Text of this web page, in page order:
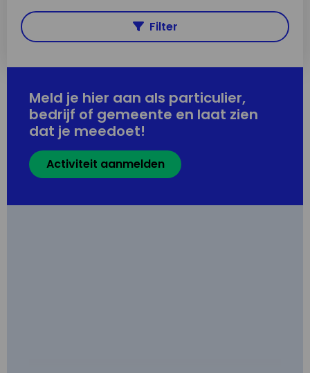
Filter
Meld je hier aan als particulier,
bedrijf of gemeente en laat zien
dat je meedoet!
Activiteit aanmelden